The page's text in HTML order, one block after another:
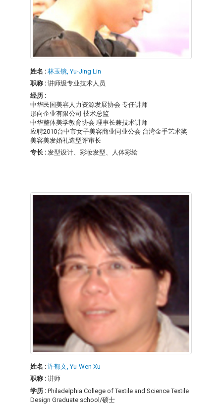
姓名 : 林玉镜, Yu-Jing Lin
职称 : 讲师级专业技术人员
经历 :
中华民国美容人力资源发展协会 专任讲师
形向企业有限公司 技术总监
中华整体美学教育协会 理事长兼技术讲师
应聘2010台中市女子美容商业同业公会 台湾金手艺术奖
美容美发婚礼造型评审长
专长 : 发型设计、彩妆发型、人体彩绘
姓名 : 许郁文, Yu-Wen Xu
职称 : 讲师
学历 : Philadelphia College of Textile and Science Textile
Design Graduate school/硕士